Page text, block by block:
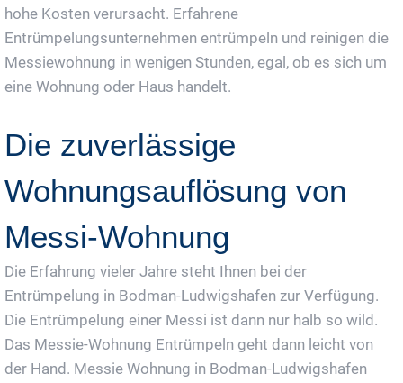
hohe Kosten verursacht. Erfahrene
Entrümpelungsunternehmen entrümpeln und reinigen die
Messiewohnung in wenigen Stunden, egal, ob es sich um
eine Wohnung oder Haus handelt.
Die zuverlässige
Wohnungsauflösung von
Messi-Wohnung
Die Erfahrung vieler Jahre steht Ihnen bei der
Entrümpelung in Bodman-Ludwigshafen zur Verfügung.
Die Entrümpelung einer Messi ist dann nur halb so wild.
Das Messie-Wohnung Entrümpeln geht dann leicht von
der Hand. Messie Wohnung in Bodman-Ludwigshafen